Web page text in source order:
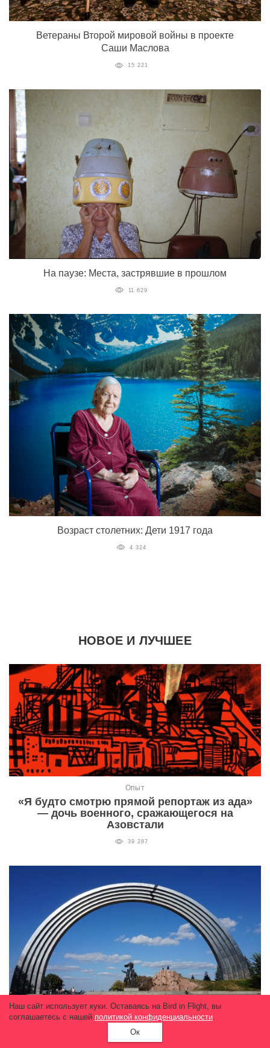
Ветераны Второй мировой войны в проекте
Саши Маслова
15 221
На паузе: Места, застрявшие в прошлом
11 629
Возраст столетних: Дети 1917 года
4 324
НОВОЕ И ЛУЧШЕЕ
Опыт
«Я будто смотрю прямой репортаж из ада»
— дочь военного, сражающегося на
Азовстали
39 287
Наш сайт использует куки. Оставаясь на Bird in Flight, вы
соглашаетесь с нашей политикой конфиденциальности.
Ок